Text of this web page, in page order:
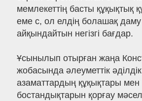
мемлекеттің басты құқықтық
еме с, ол елдің болашақ
айқындайтын негізгі бағдар.
Ұсынылып отырған жаңа
жобасында әлеуметтік
азаматтардың құқықтары мен
бостандықтарын қорғау